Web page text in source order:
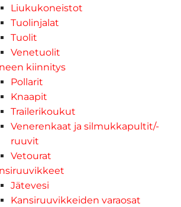
Liukukoneistot
Tuolinjalat
Tuolit
Venetuolit
kiinnitys
Pollarit
Knaapit
Trailerikoukut
Venerenkaat ja silmukkapultit/-
ruuvit
Vetourat
Jätevesi
Kansiruuvikkeiden varaosat